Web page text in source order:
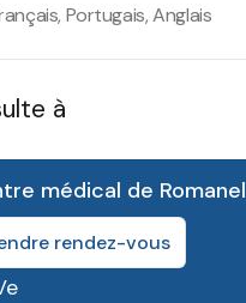
Portugais, Anglais
à
médical de Romanel
rendez-vous